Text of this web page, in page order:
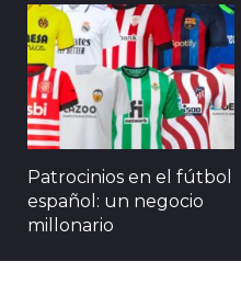
Patrocinios en el fútbol
español: un negocio
millonario